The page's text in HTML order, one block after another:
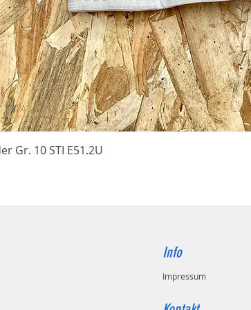
Schnellansicht
Gr. 10 STI E51.2U
Info
Impressum